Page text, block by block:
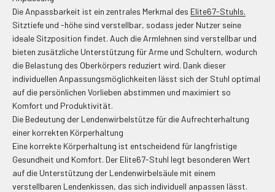
Die Anpassbarkeit ist ein zentrales Merkmal des Elite67-Stuhls.
Sitztiefe und -höhe sind verstellbar, sodass jeder Nutzer seine
ideale Sitzposition findet. Auch die Armlehnen sind verstellbar und
bieten zusätzliche Unterstützung für Arme und Schultern, wodurch
die Belastung des Oberkörpers reduziert wird. Dank dieser
individuellen Anpassungsmöglichkeiten lässt sich der Stuhl optimal
auf die persönlichen Vorlieben abstimmen und maximiert so
Komfort und Produktivität.
Die Bedeutung der Lendenwirbelstütze für die Aufrechterhaltung
einer korrekten Körperhaltung
Eine korrekte Körperhaltung ist entscheidend für langfristige
Gesundheit und Komfort. Der Elite67-Stuhl legt besonderen Wert
auf die Unterstützung der Lendenwirbelsäule mit einem
verstellbaren Lendenkissen, das sich individuell anpassen lässt.